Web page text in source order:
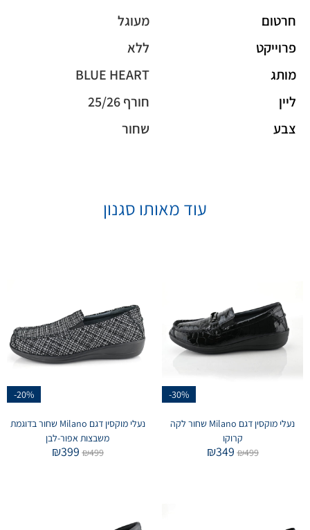
חרטום
מעוגל
פרוייקט
ללא
מותג
BLUE HEART
ליין
חורף 25/26
צבע
שחור
עוד מאותו סגנון
-30%
נעלי מוקסין דגם Milano שחור לקה
קרוקו
₪499
₪349
-20%
נעלי מוקסין דגם Milano שחור בדוגמת
משבצות אפור-לבן
₪499
₪399